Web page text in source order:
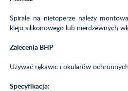
Spirale na nietoperzenależy
kleju silikonowego lub nierdzewnych
Zalecenia BHP
Używać rękawic i okularów
Specyfikacja: